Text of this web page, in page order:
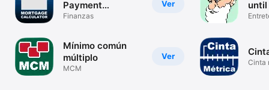
Ver
Payment
Calculator
Finanzas
Ver
Mínimo común
múltiplo
MCM
until
Cinta